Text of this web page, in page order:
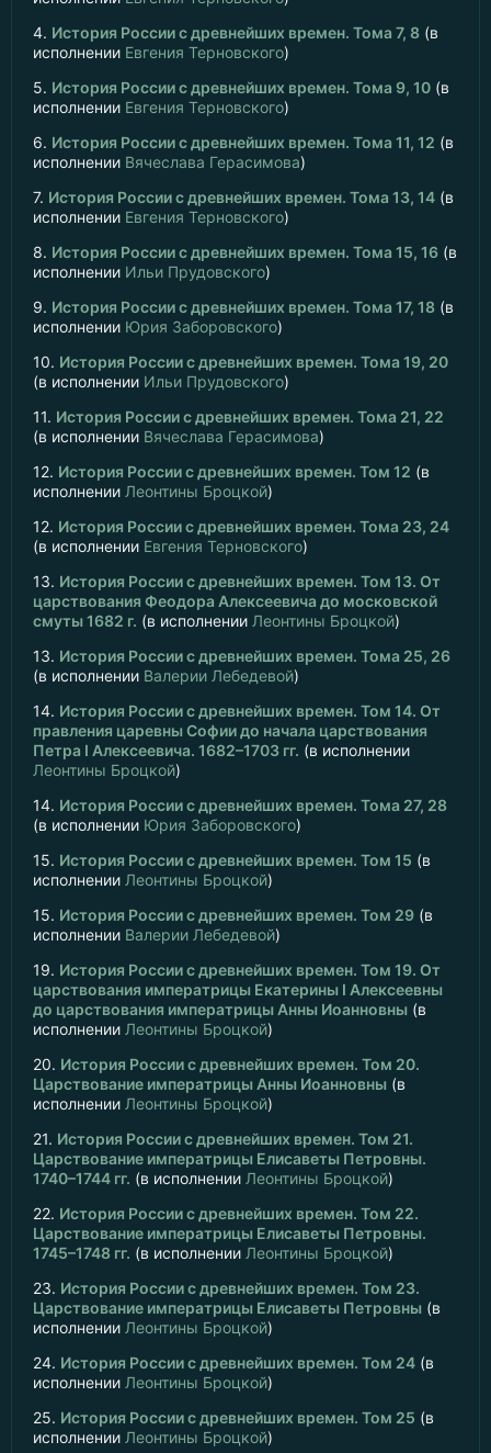
4. История России с древнейших времен. Тома 7, 8 (в
исполнении Евгения Терновского)
5. История России с древнейших времен. Тома 9, 10 (в
исполнении Евгения Терновского)
6. История России с древнейших времен. Тома 11, 12 (в
исполнении Вячеслава Герасимова)
7. История России с древнейших времен. Тома 13, 14 (в
исполнении Евгения Терновского)
8. История России с древнейших времен. Тома 15, 16 (в
исполнении Ильи Прудовского)
9. История России с древнейших времен. Тома 17, 18 (в
исполнении Юрия Заборовского)
10. История России с древнейших времен. Тома 19, 20
(в исполнении Ильи Прудовского)
11. История России с древнейших времен. Тома 21, 22
(в исполнении Вячеслава Герасимова)
12. История России с древнейших времен. Том 12 (в
исполнении Леонтины Броцкой)
12. История России с древнейших времен. Тома 23, 24
(в исполнении Евгения Терновского)
13. История России с древнейших времен. Том 13. От
царствования Феодора Алексеевича до московской
смуты 1682 г. (в исполнении Леонтины Броцкой)
13. История России с древнейших времен. Тома 25, 26
(в исполнении Валерии Лебедевой)
14. История России с древнейших времен. Том 14. От
правления царевны Софии до начала царствования
Петра I Алексеевича. 1682–1703 гг. (в исполнении
Леонтины Броцкой)
14. История России с древнейших времен. Тома 27, 28
(в исполнении Юрия Заборовского)
15. История России с древнейших времен. Том 15 (в
исполнении Леонтины Броцкой)
15. История России с древнейших времен. Том 29 (в
исполнении Валерии Лебедевой)
19. История России с древнейших времен. Том 19. От
царствования императрицы Екатерины I Алексеевны
до царствования императрицы Анны Иоанновны (в
исполнении Леонтины Броцкой)
20. История России с древнейших времен. Том 20.
Царствование императрицы Анны Иоанновны (в
исполнении Леонтины Броцкой)
21. История России с древнейших времен. Том 21.
Царствование императрицы Елисаветы Петровны.
1740–1744 гг. (в исполнении Леонтины Броцкой)
22. История России с древнейших времен. Том 22.
Царствование императрицы Елисаветы Петровны.
1745–1748 гг. (в исполнении Леонтины Броцкой)
23. История России с древнейших времен. Том 23.
Царствование императрицы Елисаветы Петровны (в
исполнении Леонтины Броцкой)
24. История России с древнейших времен. Том 24 (в
исполнении Леонтины Броцкой)
25. История России с древнейших времен. Том 25 (в
исполнении Леонтины Броцкой)